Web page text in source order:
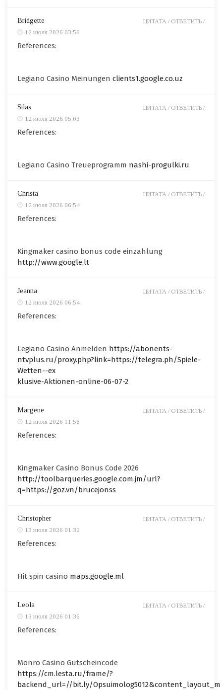
Bridgette
12 июля 2026 03:58
References:
Legiano Casino Meinungen clients1.google.co.uz
ЦИТАТА / ОТВЕТИТЬ /
Silas
12 июля 2026 05:03
References:
Legiano Casino Treueprogramm nashi-progulki.ru
ЦИТАТА / ОТВЕТИТЬ /
Christa
12 июля 2026 06:54
References:
Kingmaker casino bonus code einzahlung
http://www.google.lt
ЦИТАТА / ОТВЕТИТЬ /
Jeanna
12 июля 2026 06:54
References:
Legiano Casino Anmelden https://abonents-
ntvplus.ru/proxy.php?link=https://telegra.ph/Spiele-
Wetten--ex
klusive-Aktionen-online-06-07-2
ЦИТАТА / ОТВЕТИТЬ /
Margene
12 июля 2026 11:56
References:
Kingmaker Casino Bonus Code 2026
http://toolbarqueries.google.com.jm/url?
q=https://goz.vn/brucejonss
ЦИТАТА / ОТВЕТИТЬ /
Christopher
13 июля 2026 01:32
References:
Hit spin casino maps.google.ml
ЦИТАТА / ОТВЕТИТЬ /
Leola
13 июля 2026 01:36
References:
Monro Casino Gutscheincode
https://cm.lesta.ru/frame/?
backend_url=//bit.ly/Opsuimolog5012&content_layout_m
ЦИТАТА / ОТВЕТИТЬ /